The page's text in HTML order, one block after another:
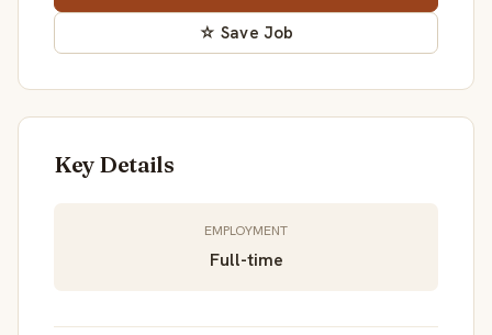
☆ Save Job
Key Details
EMPLOYMENT
Full-time